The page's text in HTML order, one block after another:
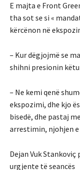
E majta e Front
tha sot se si «
kërcënon në
– Kur dëgjojmë se
shihni presionin
– Ne kemi qenë
ekspozimi, dhe kjo
bisedë, dhe pastaj
arrestimin, njohjen e
Dejan Vuk
urgjente të seancës